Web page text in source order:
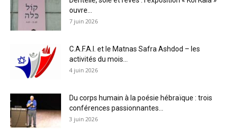
ouvre...
7 juin 2026
C.A.F.A.I. et le Matnas Safra Ashdod – les
activités du mois...
4 juin 2026
Du corps humain à la poésie hébraïque : trois
conférences passionnantes...
3 juin 2026